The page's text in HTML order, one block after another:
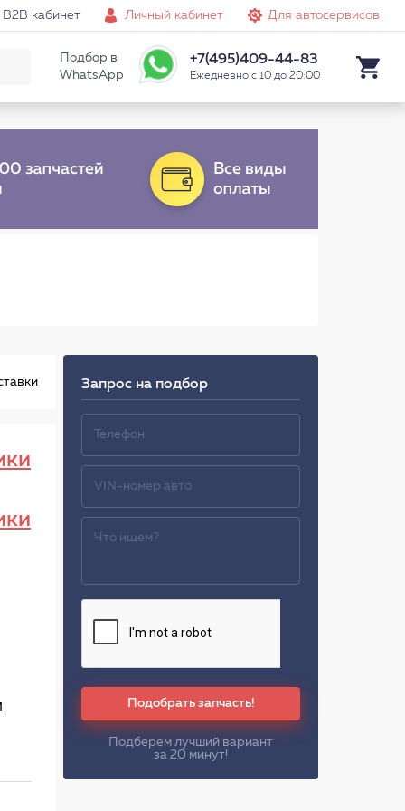
B2B кабинет Личный кабинет Для автосервисов
Подбор в
WhatsApp
+7(495)409-44-83
Ежедневно с 10 до 20:00
Запрос на подбор
Подобрать запчасть!
Подберем лучший вариант
за 20 минут!